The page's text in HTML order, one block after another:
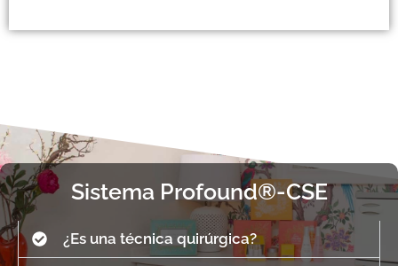
Sistema Profound®-CSE
¿Es una técnica quirúrgica?